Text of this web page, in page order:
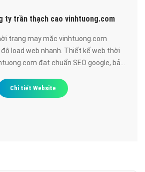
ty trần thạch cao vinhtuong.com
trang may mặc vinhtuong.com
load web nhanh. Thiết kế web thời
đạt chuẩn SEO google, bảo
Chi tiết Website